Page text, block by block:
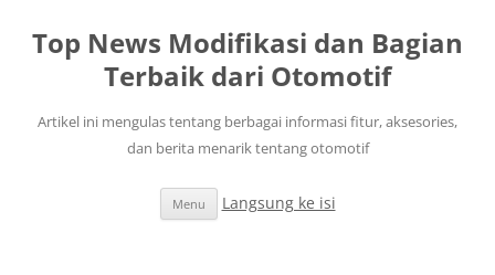
Top News Modifikasi dan Bagian
Terbaik dari Otomotif
Artikel ini mengulas tentang berbagai informasi fitur, aksesories,
dan berita menarik tentang otomotif
Menu Langsung ke isi